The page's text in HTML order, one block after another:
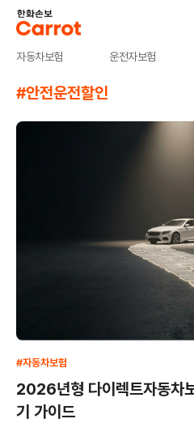
자동차보험 운전자보험
#안전운전할인
#자동차보험
2026년형 다이렉트자동차
기 가이드